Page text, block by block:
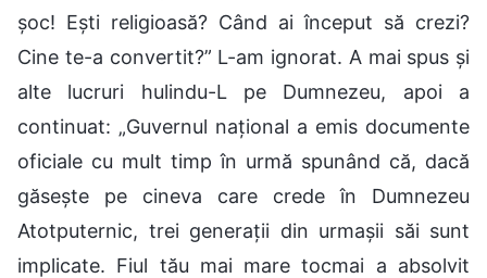
șoc! Ești religioasă? Când ai început să crezi?
Cine te-a convertit?” L-am ignorat. A mai spus și
alte lucruri hulindu-L pe Dumnezeu, apoi a
continuat: „Guvernul național a emis documente
oficiale cu mult timp în urmă spunând că, dacă
găsește pe cineva care crede în Dumnezeu
Atotputernic, trei generații din urmașii săi sunt
implicate. Fiul tău mai mare tocmai a absolvit